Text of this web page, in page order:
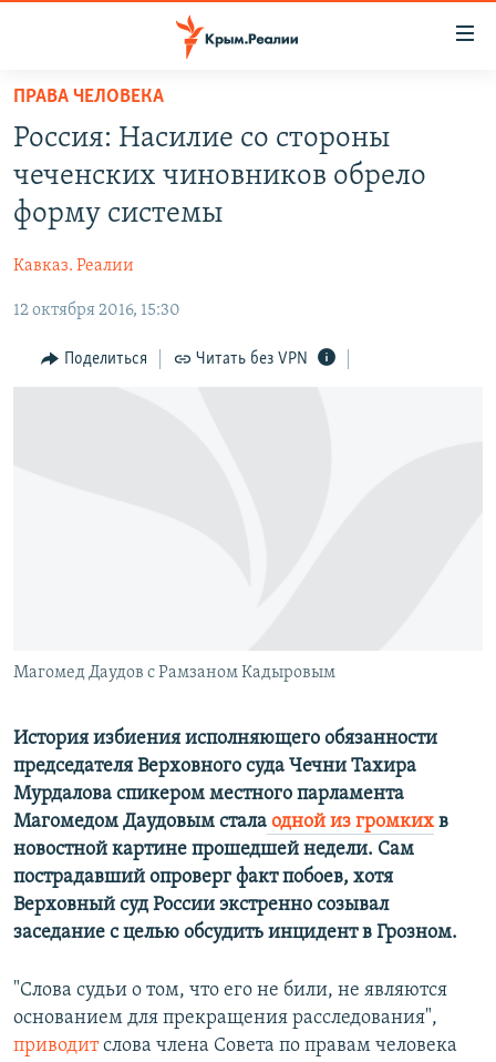
Вернуться
основному
содержанию
Вернутся
главной
Вернутся
поиску
ВОДА
ЕЩЕ
ИНТЕРАКТИВ
ИНФОГРАФИКА
РАДІО СВОБОДА
КАК ОБОЙТИ БЛОКИРОВКУ
Все сайты RFE/RL
ПРАВА ЧЕЛОВЕКА
Россия: Насилие со стороны
чеченских чиновников обрело
форму системы
Кавказ. Реалии
12 октября 2016, 15:30
Поделиться Читать без VPN
Магомед Даудов с Рамзаном Кадыровым
История избиения исполняющего обязанности
председателя Верховного суда Чечни Тахира
Мурдалова спикером местного парламента
Магомедом Даудовым стала одной из громких в
новостной картине прошедшей недели. Сам
пострадавший опроверг факт побоев, хотя
Верховный суд России экстренно созывал
заседание с целью обсудить инцидент в Грозном.
"Слова судьи о том, что его не били, не являются
основанием для прекращения расследования",
приводитслова члена Совета по правам человека